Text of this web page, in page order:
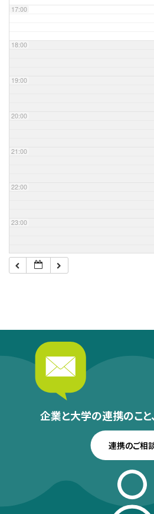
17:00
18:00
19:00
20:00
21:00
22:00
23:00
企業と大学の連携のこと、
連携のご相